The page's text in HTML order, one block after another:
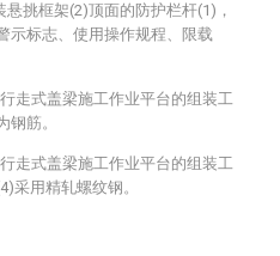
挑框架(2)顶面的防护栏杆(1)，
示标志、使用操作规程、限载
走式盖梁施工作业平台的组装工
钢筋。
走式盖梁施工作业平台的组装工
采用精轧螺纹钢。